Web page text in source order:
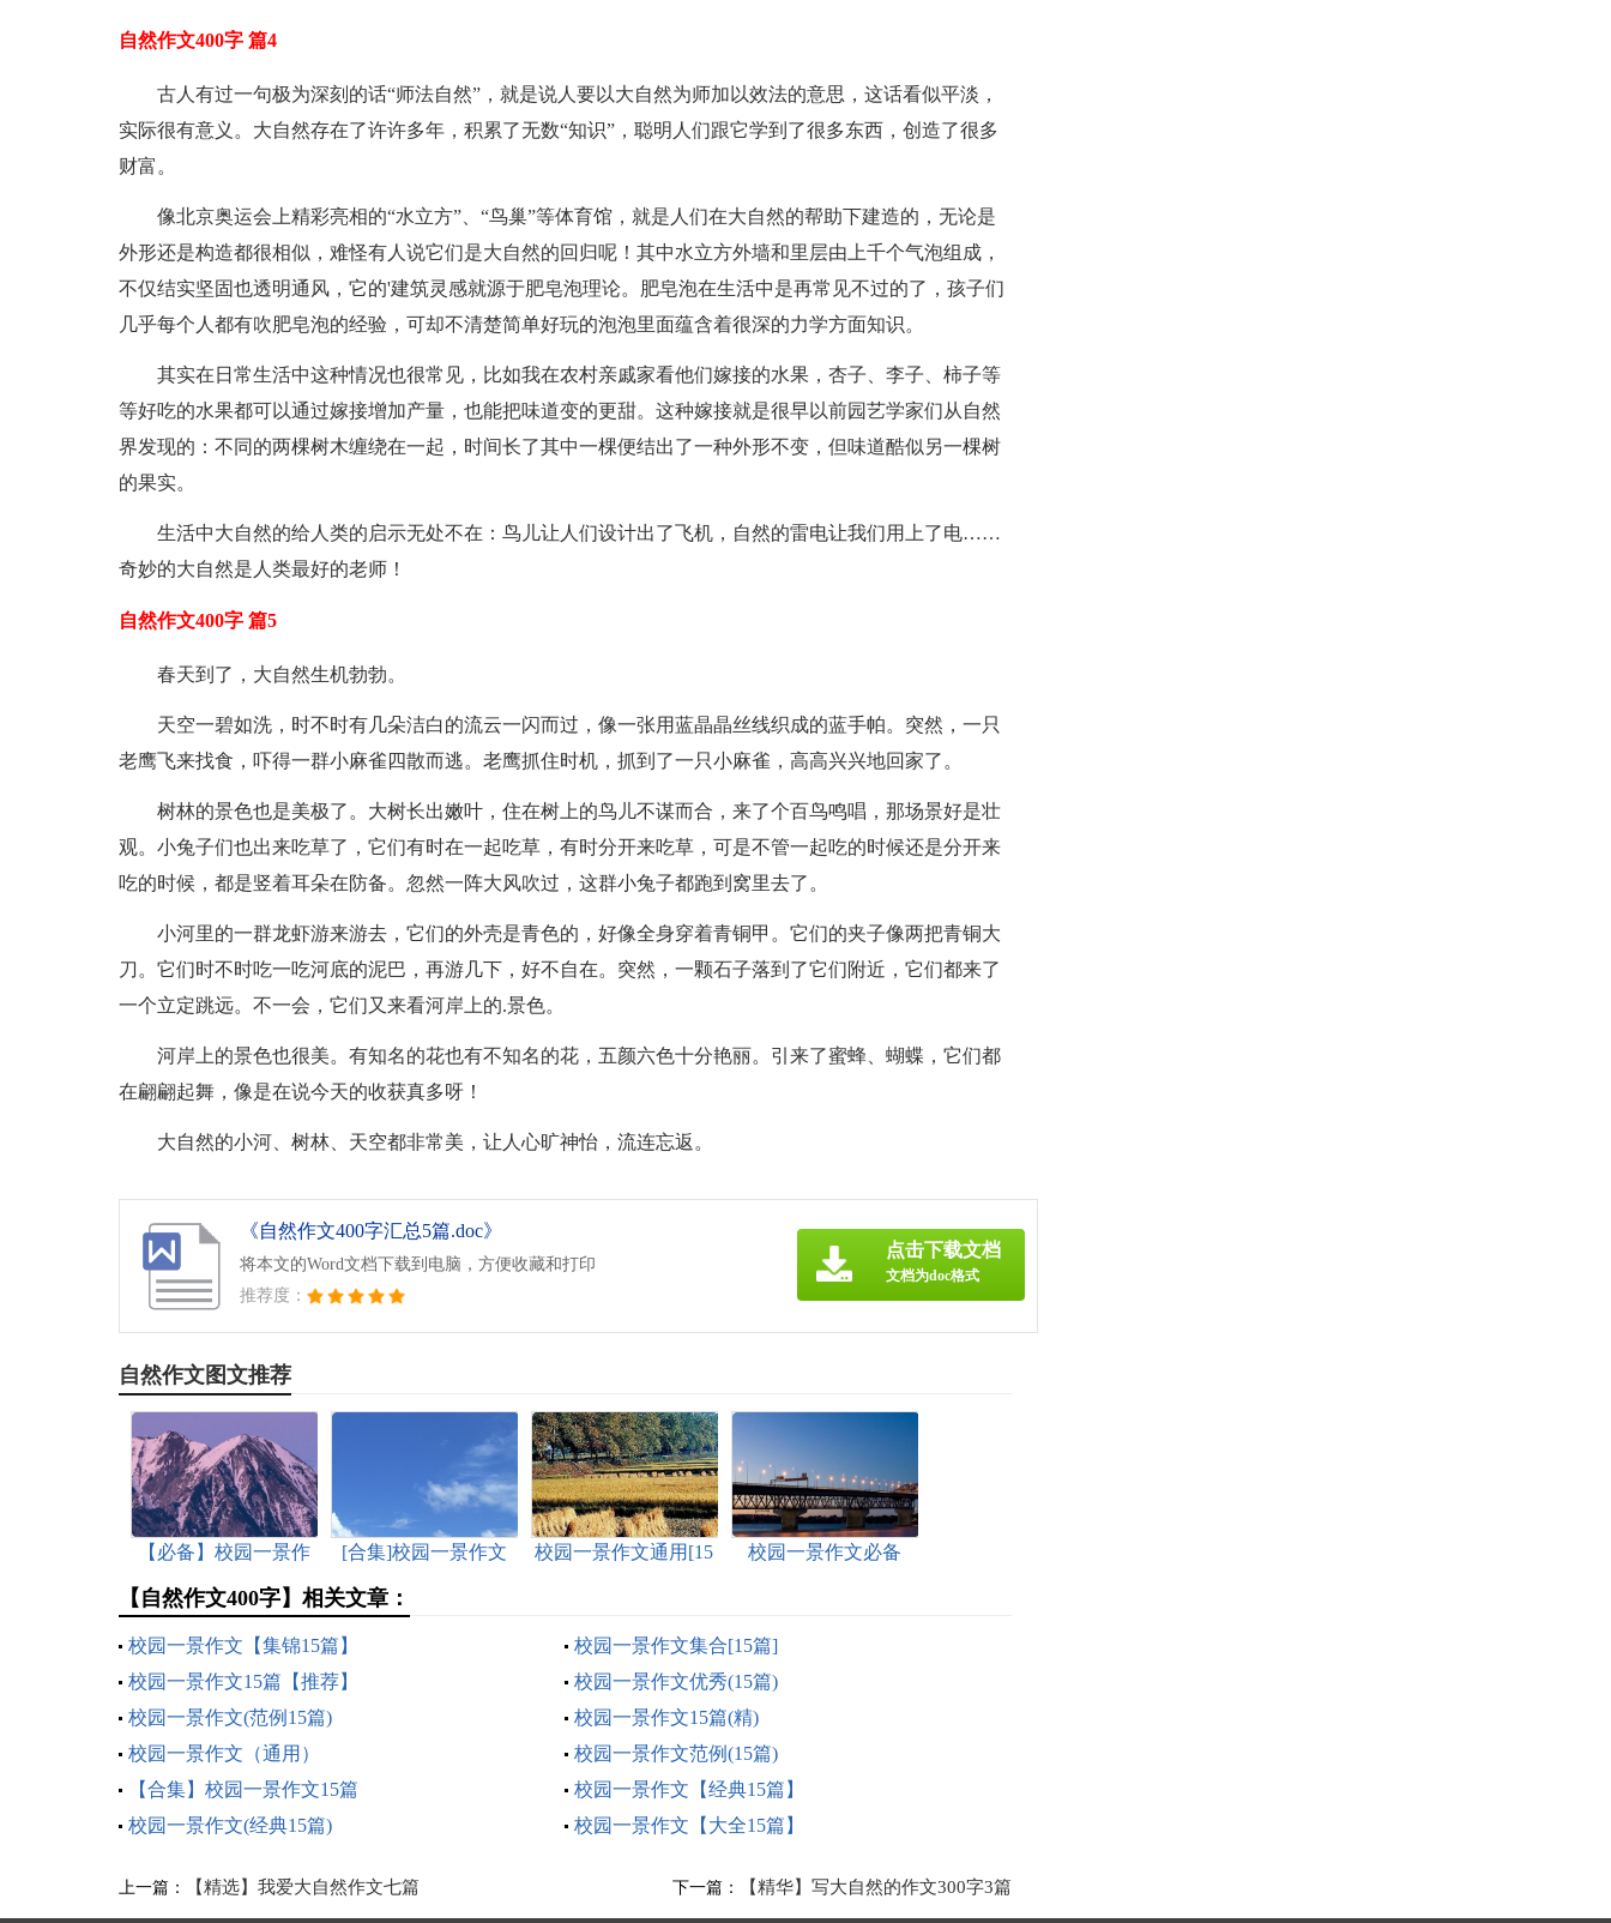
自然作文400字 篇4
古人有过一句极为深刻的话“师法自然”，就是说人要以大自然为师加以效法的意思，这话看似平淡，
实际很有意义。大自然存在了许许多年，积累了无数“知识”，聪明人们跟它学到了很多东西，创造了很多
财富。
像北京奥运会上精彩亮相的“水立方”、“鸟巢”等体育馆，就是人们在大自然的帮助下建造的，无论是
外形还是构造都很相似，难怪有人说它们是大自然的回归呢！其中水立方外墙和里层由上千个气泡组成，
不仅结实坚固也透明通风，它的'建筑灵感就源于肥皂泡理论。肥皂泡在生活中是再常见不过的了，孩子们
几乎每个人都有吹肥皂泡的经验，可却不清楚简单好玩的泡泡里面蕴含着很深的力学方面知识。
其实在日常生活中这种情况也很常见，比如我在农村亲戚家看他们嫁接的水果，杏子、李子、柿子等
等好吃的水果都可以通过嫁接增加产量，也能把味道变的更甜。这种嫁接就是很早以前园艺学家们从自然
界发现的：不同的两棵树木缠绕在一起，时间长了其中一棵便结出了一种外形不变，但味道酷似另一棵树
的果实。
生活中大自然的给人类的启示无处不在：鸟儿让人们设计出了飞机，自然的雷电让我们用上了电……
奇妙的大自然是人类最好的老师！
自然作文400字 篇5
春天到了，大自然生机勃勃。
天空一碧如洗，时不时有几朵洁白的流云一闪而过，像一张用蓝晶晶丝线织成的蓝手帕。突然，一只
老鹰飞来找食，吓得一群小麻雀四散而逃。老鹰抓住时机，抓到了一只小麻雀，高高兴兴地回家了。
树林的景色也是美极了。大树长出嫩叶，住在树上的鸟儿不谋而合，来了个百鸟鸣唱，那场景好是壮
观。小兔子们也出来吃草了，它们有时在一起吃草，有时分开来吃草，可是不管一起吃的时候还是分开来
吃的时候，都是竖着耳朵在防备。忽然一阵大风吹过，这群小兔子都跑到窝里去了。
小河里的一群龙虾游来游去，它们的外壳是青色的，好像全身穿着青铜甲。它们的夹子像两把青铜大
刀。它们时不时吃一吃河底的泥巴，再游几下，好不自在。突然，一颗石子落到了它们附近，它们都来了
一个立定跳远。不一会，它们又来看河岸上的.景色。
河岸上的景色也很美。有知名的花也有不知名的花，五颜六色十分艳丽。引来了蜜蜂、蝴蝶，它们都
在翩翩起舞，像是在说今天的收获真多呀！
大自然的小河、树林、天空都非常美，让人心旷神怡，流连忘返。
《自然作文400字汇总5篇.doc》
将本文的Word文档下载到电脑，方便收藏和打印
推荐度：
点击下载文档
文档为doc格式
自然作文图文推荐
【必备】校园一景作
[合集]校园一景作文
校园一景作文通用[15
校园一景作文必备
【自然作文400字】相关文章：
校园一景作文【集锦15篇】
校园一景作文集合[15篇]
校园一景作文15篇【推荐】
校园一景作文优秀(15篇)
校园一景作文(范例15篇)
校园一景作文15篇(精)
校园一景作文（通用）
校园一景作文范例(15篇)
【合集】校园一景作文15篇
校园一景作文【经典15篇】
校园一景作文(经典15篇)
校园一景作文【大全15篇】
上一篇： 【精选】我爱大自然作文七篇 下一篇： 【精华】写大自然的作文300字3篇